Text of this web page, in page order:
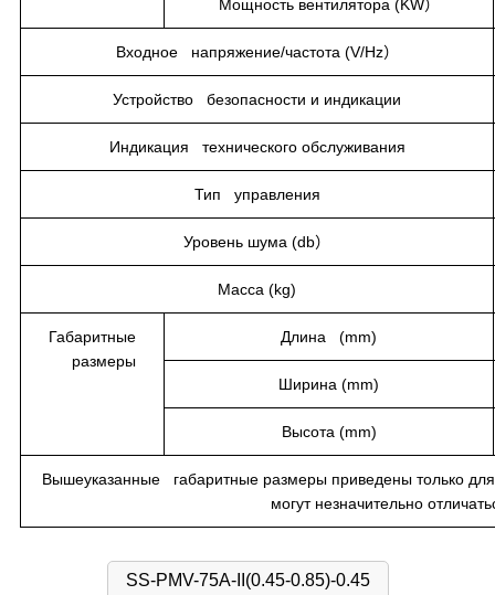
Мощность вентилятора (KW）
Входное напряжение/частота (V/Hz）
Устройство безопасности и индикации
Индикация технического обслуживания
Тип управления
Уровень шума (db）
Масса (kg)
Габаритные
размеры
Длина (mm)
Ширина (mm)
Высота (mm)
Вышеуказанные габаритные размеры приведены только
могут незначительно
SS-PMV-75A-II(0.45-0.85)-0.45